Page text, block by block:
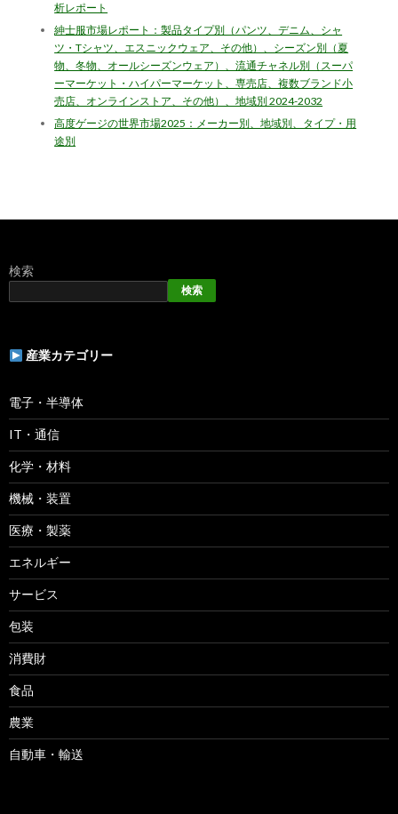
析レポート
紳士服市場レポート：製品タイプ別（パンツ、デニム、シャ
ツ・Tシャツ、エスニックウェア、その他）、シーズン別（夏
物、冬物、オールシーズンウェア）、流通チャネル別（スーパ
ーマーケット・ハイパーマーケット、専売店、複数ブランド小
売店、オンラインストア、その他）、地域別 2024-2032
高度ゲージの世界市場2025：メーカー別、地域別、タイプ・用
途別
検索
検索
産業カテゴリー
電子・半導体
IT・通信
化学・材料
機械・装置
医療・製薬
エネルギー
サービス
包装
消費財
食品
農業
自動車・輸送